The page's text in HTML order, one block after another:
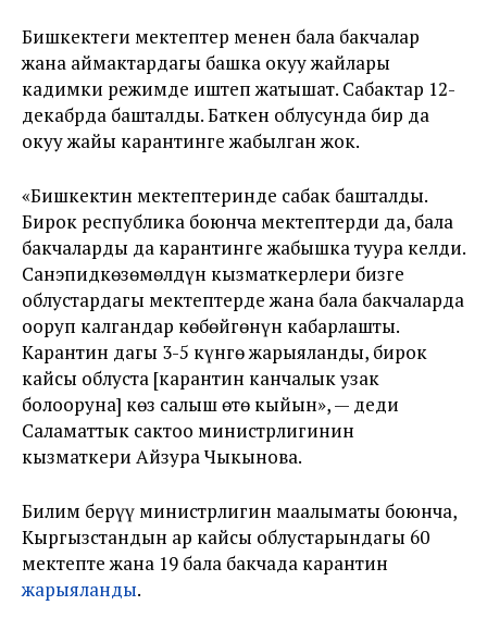
Бишкектеги мектептер менен бала бакчалар
жана аймактардагы башка окуу жайлары
кадимки режимде иштеп жатышат. Сабактар 12-
декабрда башталды. Баткен облусунда бир да
окуу жайы карантинге жабылган жок.
«Бишкектин мектептеринде сабак башталды.
Бирок республика боюнча мектептерди да, бала
бакчаларды да карантинге жабышка туура келди.
Санэпидкөзөмөлдүн кызматкерлери бизге
облустардагы мектептерде жана бала бакчаларда
ооруп калгандар көбөйгөнүн кабарлашты.
Карантин дагы 3-5 күнгө жарыяланды, бирок
кайсы облуста [карантин канчалык узак
болооруна] көз салыш өтө кыйын», — деди
Саламаттык сактоо министрлигинин
кызматкери Айзура Чыкынова.
Билим берүү министрлигин маалыматы боюнча,
Кыргызстандын ар кайсы облустарындагы 60
мектепте жана 19 бала бакчада карантин
жарыяланды.